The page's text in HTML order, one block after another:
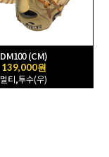
DM100 (CM)
139,000원
멀티,투수(우)